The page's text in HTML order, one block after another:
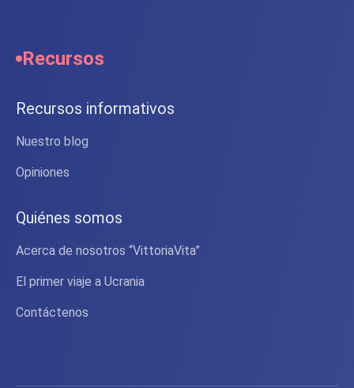
Recursos
Recursos informativos
Nuestro blog
Opiniones
Quiénes somos
Acerca de nosotros “VittoriaVita”
El primer viaje a Ucrania
Contáctenos